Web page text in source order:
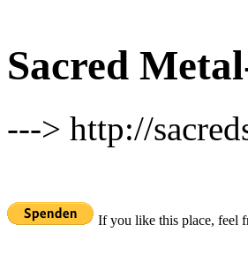
Sacred
---> http://
If you like this place, feel